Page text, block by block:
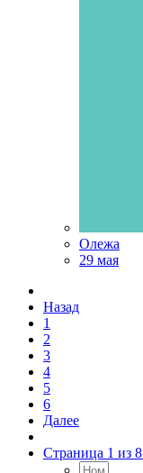
Олежа
29 мая
Назад
1
2
3
4
5
6
Далее
Страница 1 из 8